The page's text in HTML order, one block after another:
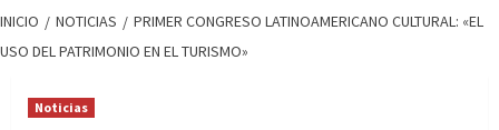
INICIO NOTICIAS
PRIMER CONGRESO LATINOAMERICANO CULTURAL: «EL
USO DEL PATRIMONIO EN EL TURISMO»
Noticias